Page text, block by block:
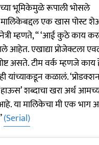
भूमिकेमुळे रूपाली भोसले
एक खास पोस्ट
म्हणते, “ ‘आई कुठे काय
आहेत. एखाद्या प्रोजेक्टला
असते. टीम वर्क म्हणजे काय
यांच्याकडून कळालं.
शब्दाचा खरा अर्थ
या मालिकेचा मी एक भाग
(Serial)